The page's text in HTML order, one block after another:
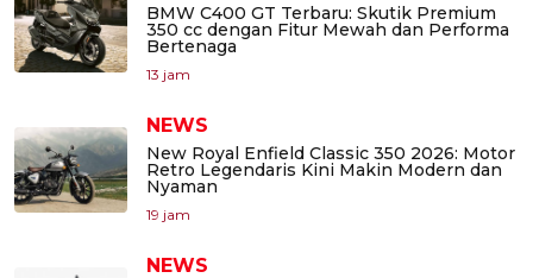
BMW C400 GT Terbaru: Skutik Premium
350 cc dengan Fitur Mewah dan Performa
Bertenaga
13 jam
NEWS
New Royal Enfield Classic 350 2026: Motor
Retro Legendaris Kini Makin Modern dan
Nyaman
19 jam
NEWS